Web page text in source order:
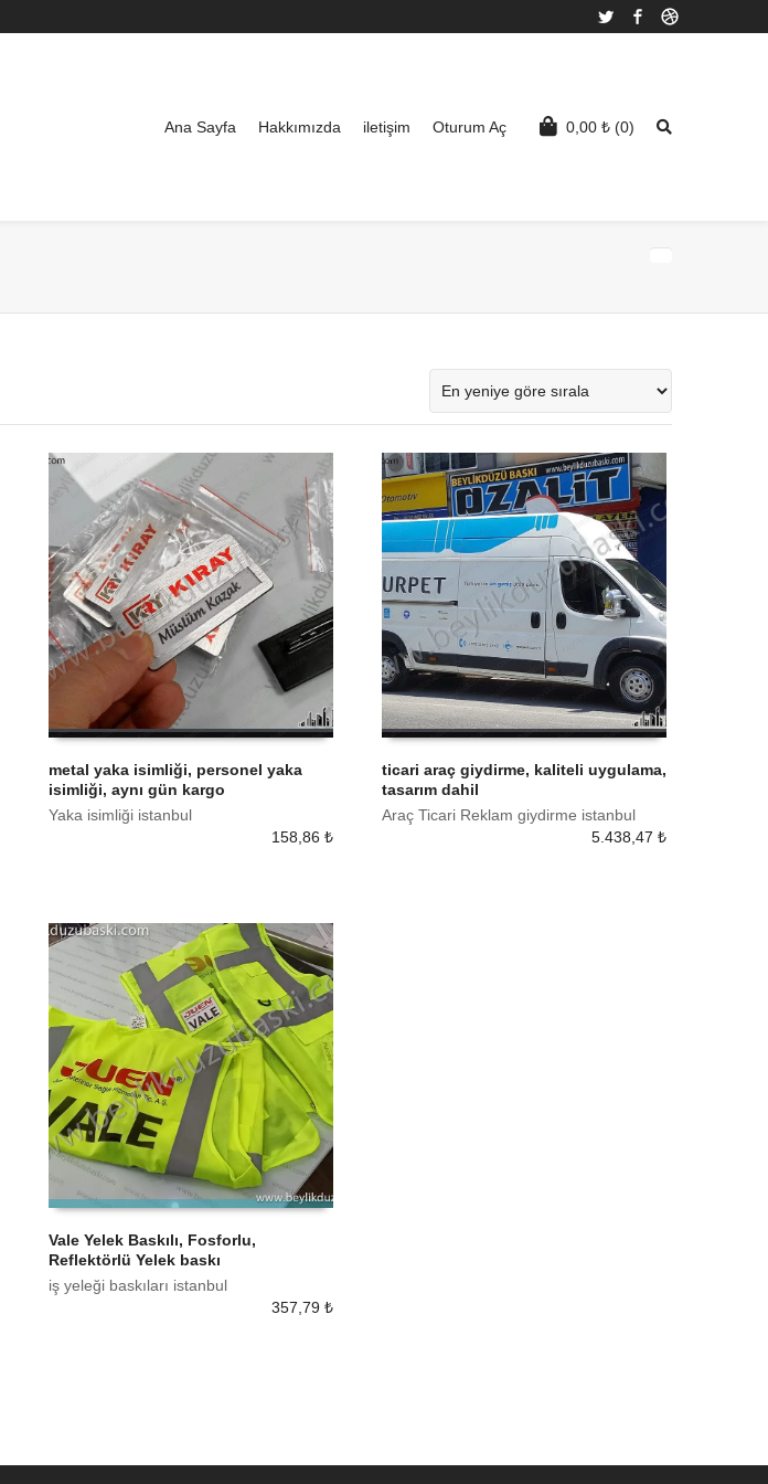
Twitter Facebook
0,00 ₺ (0)
Ana Sayfa Hakkımızda iletişim Oturum Aç
metal yaka isimliği, personel yaka
isimliği, aynı gün kargo
Yaka isimliği istanbul
158,86 ₺
ticari araç giydirme, kaliteli uygulama,
tasarım dahil
Araç Ticari Reklam giydirme istanbul
5.438,47₺
Vale Yelek Baskılı, Fosforlu,
Reflektörlü Yelek baskı
iş yeleği baskıları istanbul
357,79 ₺